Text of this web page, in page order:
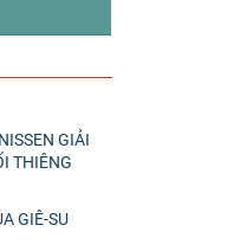
GIẢI
THIÊNG
GIÊ-SU